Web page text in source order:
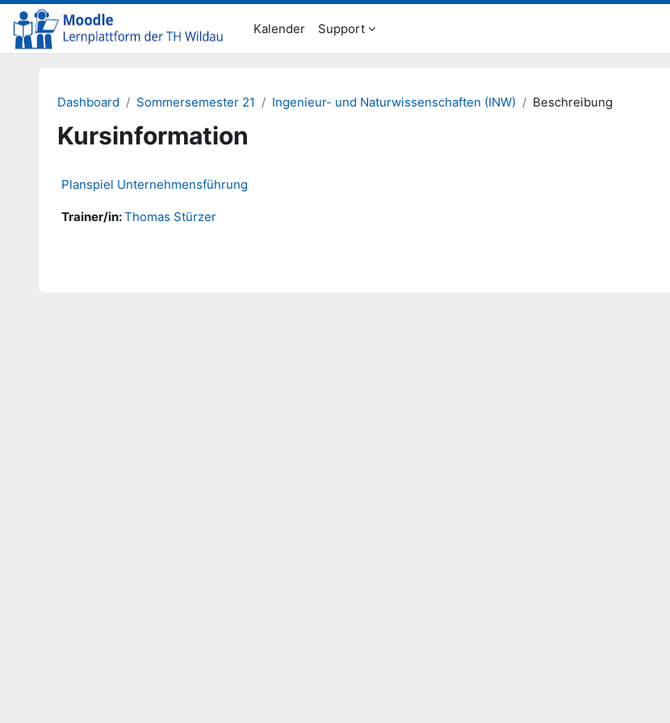
Zum Hauptinhalt
Kalender
Support
Dashboard Sommersemester 21 Ingenieur- und Naturwissenschaften (INW) Beschreibung
Kursinformation
Planspiel Unternehmensführung
Trainer/in:Thomas Stürzer